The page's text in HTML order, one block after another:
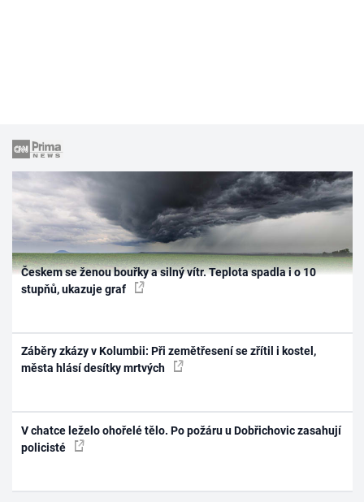
Českem se ženou bouřky a silný vítr. Teplota spadla i o 10
stupňů, ukazuje graf
Záběry zkázy v Kolumbii: Při zemětřesení se zřítil i kostel,
města hlásí desítky mrtvých
V chatce leželo ohořelé tělo. Po požáru u Dobřichovic zasahují
policisté